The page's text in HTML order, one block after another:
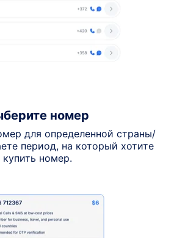
номер
для определенной страны/
период, на который хотите
купить номер.